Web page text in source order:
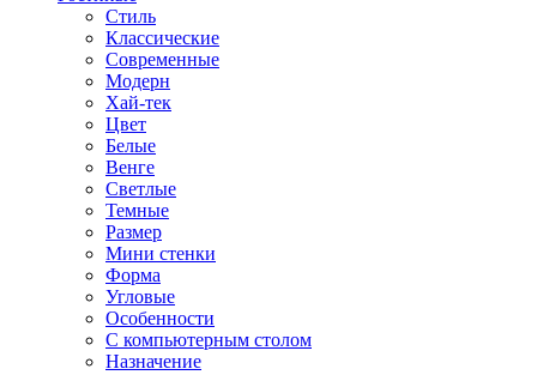
Стиль
Классические
Современные
Модерн
Хай-тек
Цвет
Белые
Венге
Светлые
Темные
Размер
Мини стенки
Форма
Угловые
Особенности
С компьютерным столом
Назначение